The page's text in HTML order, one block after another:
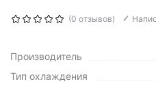
(0 отзывов)
Производитель
Тип охлаждения